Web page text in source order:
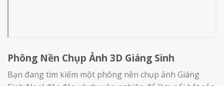
Phông Nền Chụp Ảnh 3D Giáng Sinh
Bạn đang tìm kiếm một phông nền chụp ảnh Giáng